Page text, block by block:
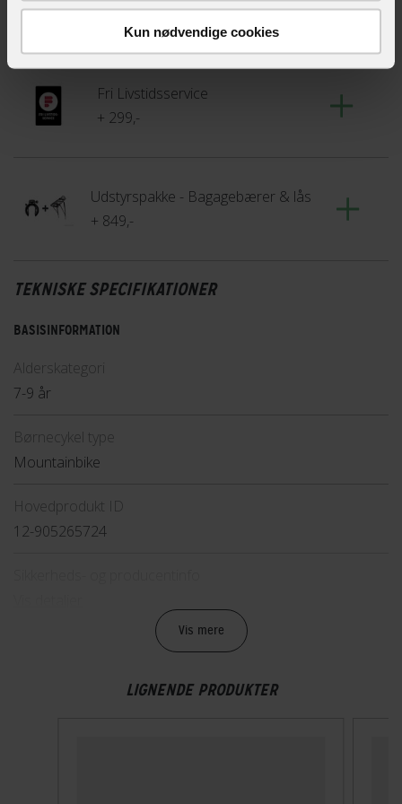
Kun nødvendige cookies
Suppler dit køb med udstyr, der passer perfekt til denne
Fri Livstidsservice
+ 299,-
Udstyrspakke - Bagagebærer & lås
+ 849,-
TEKNISKE SPECIFIKATIONER
BASISINFORMATION
Alderskategori
7-9 år
Børnecykel type
Mountainbike
Hovedprodukt ID
12-905265724
Vis mere
LIGNENDE PRODUKTER